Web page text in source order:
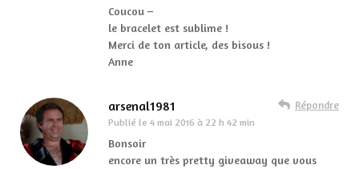
Coucou –
le bracelet est sublime !
Merci de ton article, des bisous !
Anne
arsenal1981
Publié le 4 mai 2016 à 22 h 42 min
Répondre
Bonsoir
encore un très pretty giveaway que vous